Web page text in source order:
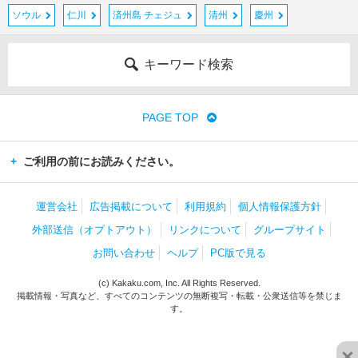
ソウル 仁川 済州島 チェジュ 清州 慶州
キーワード検索
PAGE TOP
ご利用の前にお読みください。
運営会社 広告掲載について 利用規約
個人情報保護方針
外部送信（オプトアウト）
リンクについて
グループサイト
お問い合わせ
ヘルプ PC版で見る
(c) Kakaku.com, Inc. All Rights Reserved.
掲載情報・写真など、すべてのコンテンツの無断複写・転載・公衆送信等を禁じま
す。